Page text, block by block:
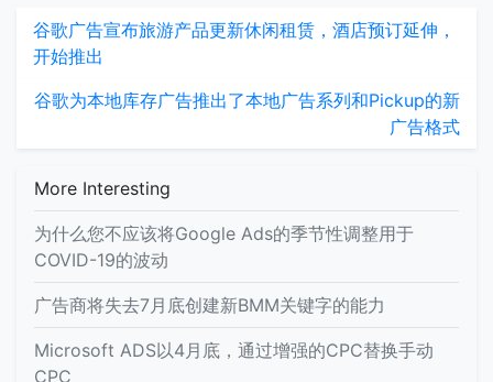
谷歌广告宣布旅游产品更新休闲租赁，酒店预订延伸，
开始推出
谷歌为本地库存广告推出了本地广告系列和Pickup的新
广告格式
More Interesting
为什么您不应该将Google Ads的季节性调整用于
COVID-19的波动
广告商将失去7月底创建新BMM关键字的能力
Microsoft ADS以4月底，通过增强的CPC替换手动
CPC